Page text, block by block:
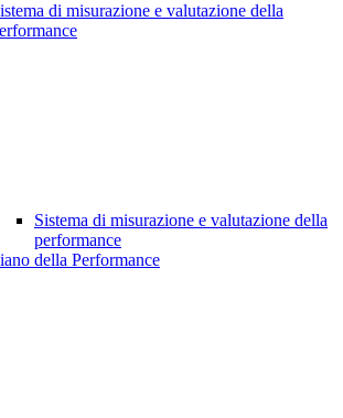
di misurazione e valutazione della
Sistema di misurazione e valutazione della
performance
della Performance